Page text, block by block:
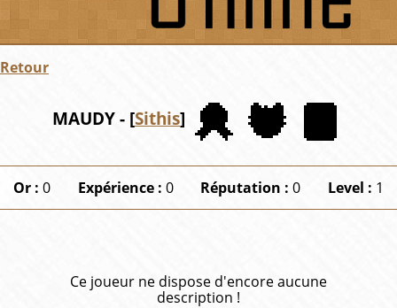
Retour
MAUDY - [Sithis]
Or :0 Expérience : 0 Réputation :0 Level : 1
Ce joueur ne dispose d'encore aucune
description !